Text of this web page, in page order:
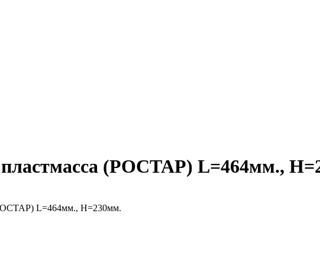
(РОСТАР) L=464мм.,
L=464мм., H=230мм.